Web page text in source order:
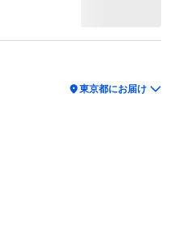
location_on東京都にお届け